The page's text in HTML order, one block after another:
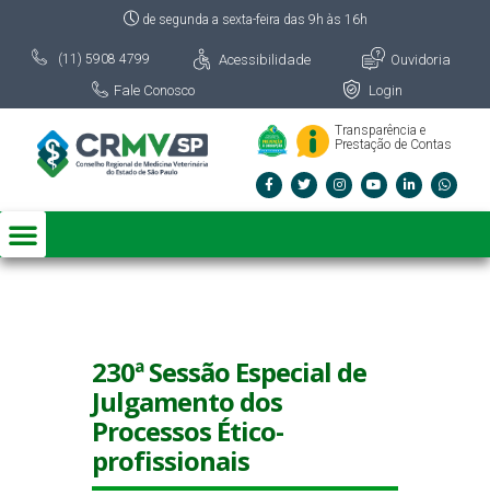
de segunda a sexta-feira das 9h às 16h
(11) 5908 4799 Acessibilidade
Ouvidoria
Fale Conosco
Login
Transparência e
Prestação de Contas
230ª Sessão Especial de
Julgamento dos
Processos Ético-
profissionais